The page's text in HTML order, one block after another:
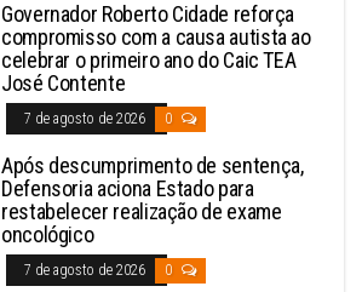
Governador Roberto Cidade reforça
compromisso com a causa autista ao
celebrar o primeiro ano do Caic TEA
José Contente
7 de agosto de 2026 0
Após descumprimento de sentença,
Defensoria aciona Estado para
restabelecer realização de exame
oncológico
7 de agosto de 2026 0